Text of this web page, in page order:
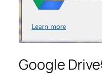
Google Drive